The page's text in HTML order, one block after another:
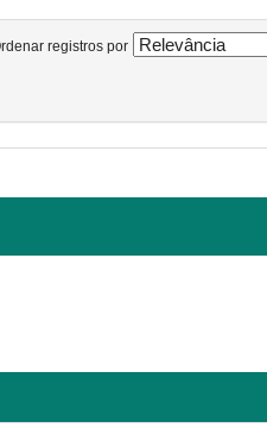
registros por